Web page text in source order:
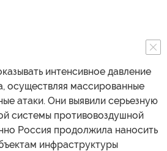
интенсивное давление
осуществляя массированные
атаки. Они выявили серьезную
системы противовоздушной
Россия продолжила наносить
инфраструктуры